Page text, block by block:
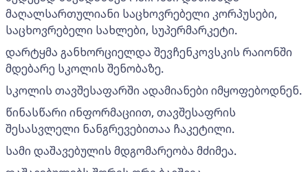
მაღალსართულიანი საცხოვრებელი კორპუსები,
საცხოვრებელი სახლები, სუპერმარკეტი.
დარტყმა განხორციელდა შევჩენკოვსკის რაიონში
მდებარე სკოლის შენობაზე.
სკოლის თავშესაფარში ადამიანები იმყოფებოდნენ.
წინასწარი ინფორმაციით, თავშესაფრის
შესასვლელი ნანგრევებითაა ჩაკეტილი.
სამი დაშავებულის მდგომარეობა მძიმეა.